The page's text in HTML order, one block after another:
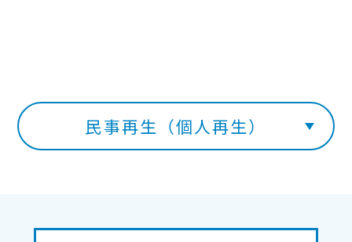
民事再生（個人再生）